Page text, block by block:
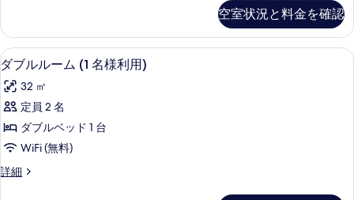
の
写
真
を
表
示
す
る
ム
(1
名
様
利
用)
の
す
ダ
ブ
ル
ル
ー
ム
名
様
用)
空室状況と料金を確認
ダ
ブ
ル
ル
ー
(1
羽毛の掛け布団、ミニバー、セーフ
4
ダブルルーム (1 名様利用)
32 ㎡
定員 2 名
ダブルベッド 1 台
WiFi (無料)
詳細
ダ